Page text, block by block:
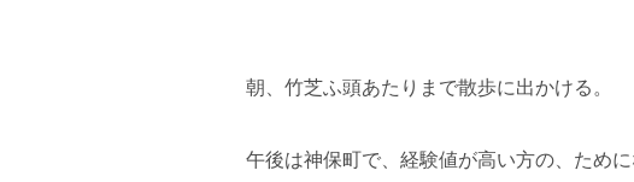
朝、竹芝ふ頭あたりまで散歩に出かける。
午後は神保町で、経験値が高い方の、ため